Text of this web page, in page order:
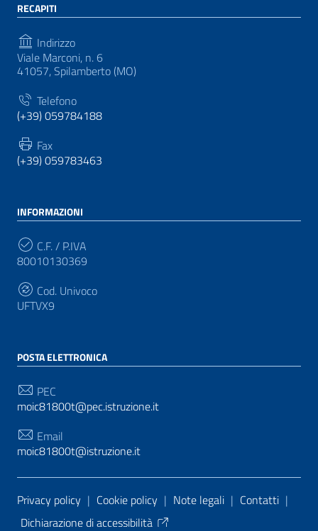
RECAPITI
Indirizzo
Viale Marconi, n. 6
41057, Spilamberto (MO)
Telefono
(+39) 059784188
Fax
(+39) 059783463
INFORMAZIONI
C.F. / P.IVA
80010130369
Cod. Univoco
UFTVX9
POSTA ELETTRONICA
PEC
moic81800t@pec.istruzione.it
Email
moic81800t@istruzione.it
Sezione Link Utili
Privacy policy | Cookie policy | Note legali | Contatti |
Dichiarazione di accessibilità